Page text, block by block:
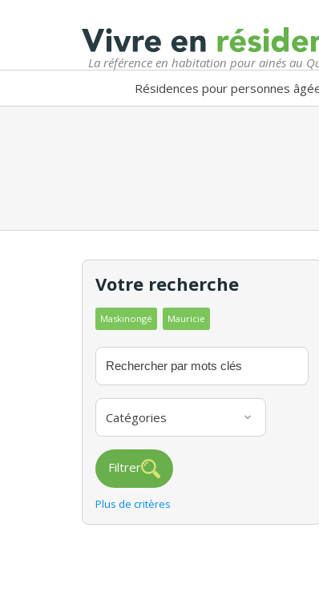
La référence en habitation pour ainés au
Résidences pour personnes
Votre recherche
Maskinongé Mauricie
Catégories
Filtrer
Plus de critères